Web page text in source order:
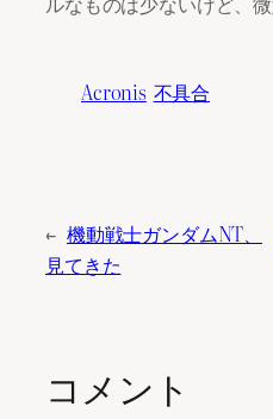
Acronis 不具合
← 機動戦士ガンダムNT、
見てきた
コメント